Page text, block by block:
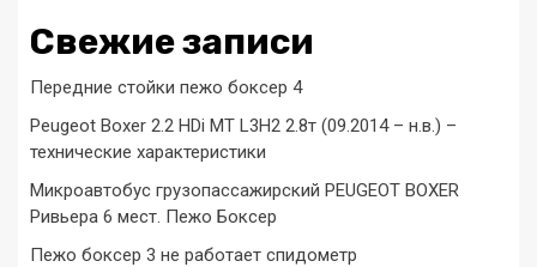
Свежие записи
Передние стойки пежо боксер 4
Peugeot Boxer 2.2 HDi MT L3H2 2.8т (09.2014 – н.в.) –
технические характеристики
Микроавтобус грузопассажирский PEUGEOT BOXER
Ривьера 6 мест. Пежо Боксер
Пежо боксер 3 не работает спидометр